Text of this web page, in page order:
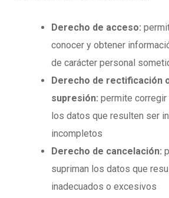
Derecho de acceso:
conocer y obtener
de carácter personal
Derecho de rectificación
supresión: permite
los datos que resulten ser
incompletos
Derecho de cancelación:
supriman los datos que
inadecuados o excesivos